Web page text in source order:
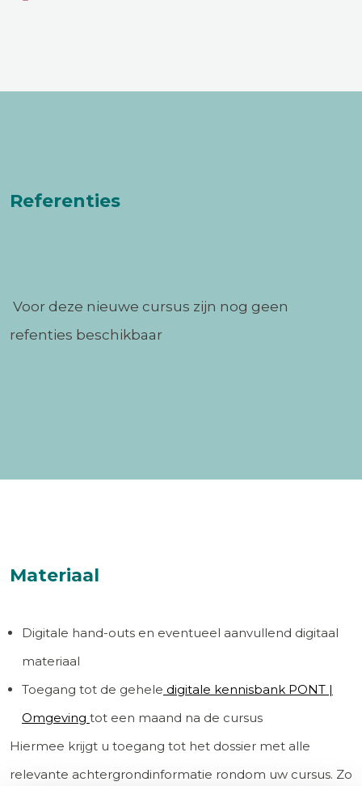
Referenties
Voor deze nieuwe cursus zijn nog geen
refenties beschikbaar
Materiaal
Digitale hand-outs en eventueel aanvullend digitaal
materiaal
Toegang tot de gehele digitale kennisbank PONT |
Omgeving tot een maand na de cursus
Hiermee krijgt u toegang tot het dossier met alle
relevante achtergrondinformatie rondom uw cursus. Zo